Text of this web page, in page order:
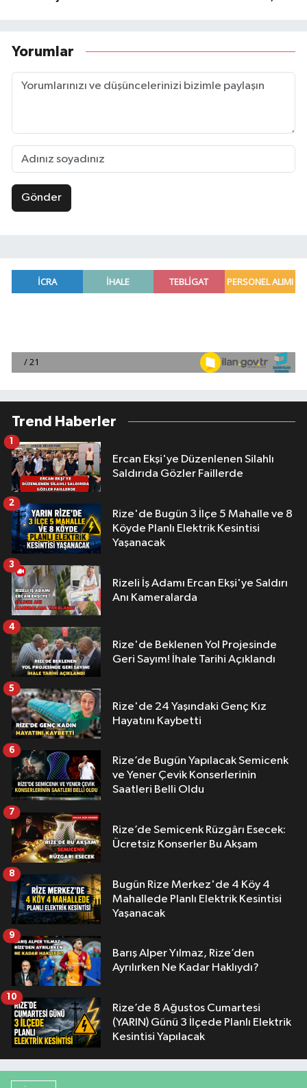
Yorumlar
Gönder
Trend Haberler
Ercan Ekşi'ye Düzenlenen Silahlı
Saldırıda Gözler Faillerde
1
Rize'de Bugün 3 İlçe 5 Mahalle ve 8
Köyde Planlı Elektrik Kesintisi
Yaşanacak
2
Rizeli İş Adamı Ercan Ekşi'ye Saldırı
Anı Kameralarda
3
Rize'de Beklenen Yol Projesinde
Geri Sayım! İhale Tarihi Açıklandı
4
Rize'de 24 Yaşındaki Genç Kız
Hayatını Kaybetti
5
Rize’de Bugün Yapılacak Semicenk
ve Yener Çevik Konserlerinin
Saatleri Belli Oldu
6
Rize’de Semicenk Rüzgârı Esecek:
Ücretsiz Konserler Bu Akşam
7
Bugün Rize Merkez'de 4 Köy 4
Mahallede Planlı Elektrik Kesintisi
Yaşanacak
8
Barış Alper Yılmaz, Rize’den
Ayrılırken Ne Kadar Haklıydı?
9
Rize’de 8 Ağustos Cumartesi
(YARIN) Günü 3 İlçede Planlı Elektrik
Kesintisi Yapılacak
10